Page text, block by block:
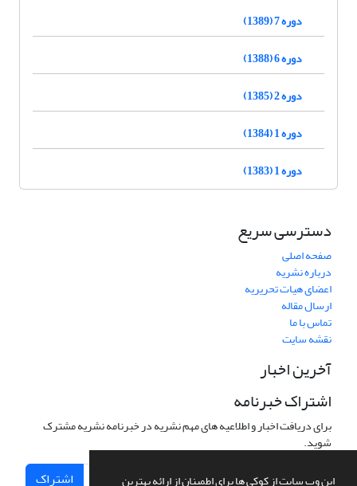
این وب سایت از کوکی ها برای اطمینان از ارائه بهترین
دوره 7 (1389)
دوره 6 (1388)
دوره 2 (1385)
دوره 1 (1384)
دوره 1 (1383)
دسترسی سریع
صفحه اصلی
درباره نشریه
اعضای هیات تحریریه
ارسال مقاله
تماس با ما
نقشه سایت
آخرین اخبار
اشتراک خبرنامه
برای دریافت اخبار و اطلاعیه های مهم نشریه در خبرنامه نشریه مشترک
شوید.
اشتراک